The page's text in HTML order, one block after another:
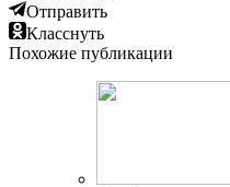
Отправить
Класснуть
Похожие публикации